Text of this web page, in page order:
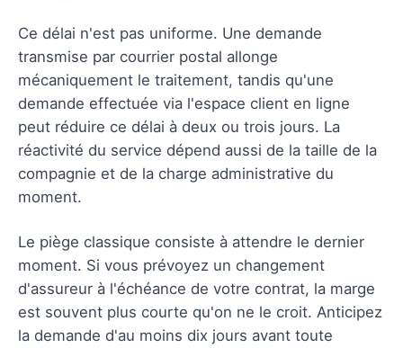
Ce délai n'est pas uniforme. Une demande
transmise par courrier postal allonge
mécaniquement le traitement, tandis qu'une
demande effectuée via l'espace client en ligne
peut réduire ce délai à deux ou trois jours. La
réactivité du service dépend aussi de la taille de la
compagnie et de la charge administrative du
moment.
Le piège classique consiste à attendre le dernier
moment. Si vous prévoyez un changement
d'assureur à l'échéance de votre contrat, la marge
est souvent plus courte qu'on ne le croit. Anticipez
la demande d'au moins dix jours avant toute